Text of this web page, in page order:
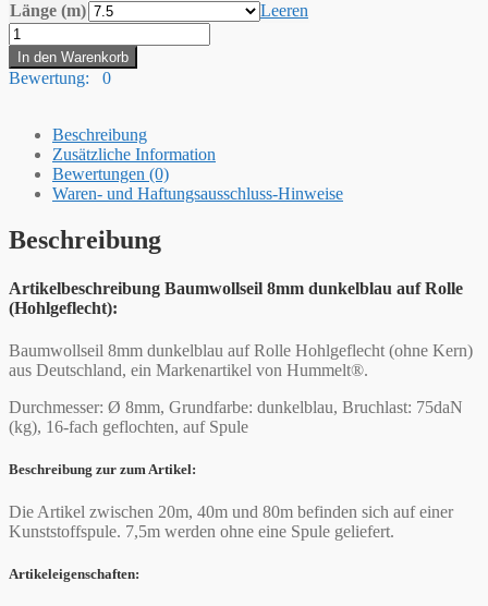
Länge (m)
Leeren
Hummelt®
Baumwollseil
Baumwollkordel
(H)
dunkelblau
Menge
In den Warenkorb
Bewertung: 0
Beschreibung
Zusätzliche Information
Bewertungen (0)
Waren- und Haftungsausschluss-Hinweise
Beschreibung
Artikelbeschreibung Baumwollseil 8mm dunkelblau auf Rolle
(Hohlgeflecht):
Baumwollseil 8mm dunkelblau auf Rolle Hohlgeflecht (ohne Kern)
aus Deutschland, ein Markenartikel von Hummelt®.
Durchmesser: Ø 8mm, Grundfarbe: dunkelblau, Bruchlast: 75daN
(kg), 16-fach geflochten, auf Spule
Beschreibung zur zum Artikel:
Die Artikel zwischen 20m, 40m und 80m befinden sich auf einer
Kunststoffspule. 7,5m werden ohne eine Spule geliefert.
Artikeleigenschaften: